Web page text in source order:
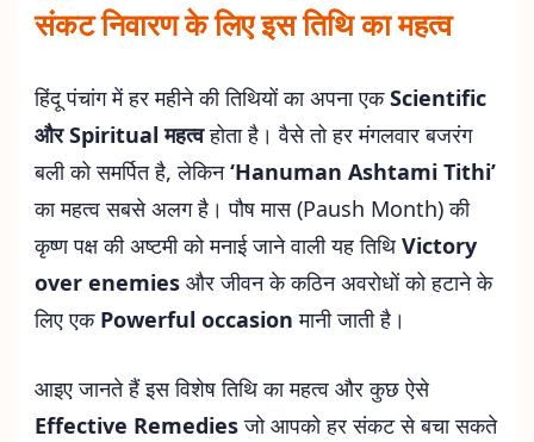
संकट निवारण के लिए इस तिथि का महत्व
हिंदू पंचांग में हर महीने की तिथियों का अपना एकScientific
और Spiritual महत्वहोता है। वैसे तो हर मंगलवार बजरंग
बली को समर्पित है, लेकिन‘Hanuman Ashtami Tithi’
का महत्व सबसे अलग है। पौष मास (Paush Month) की
कृष्ण पक्ष की अष्टमी को मनाई जाने वाली यह तिथि Victory
over enemies और जीवन के कठिन अवरोधों को हटाने के
लिए एक Powerful occasion मानी जाती है।
आइए जानते हैं इस विशेष तिथि का महत्व और कुछ ऐसे
Effective Remediesजो आपको हर संकट से बचा सकते